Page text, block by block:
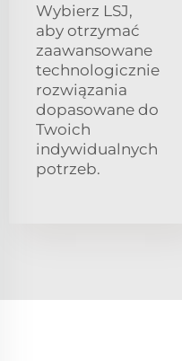
Wybierz LSJ,
aby otrzymać
zaawansowane
technologicznie
rozwiązania
dopasowane do
Twoich
indywidualnych
potrzeb.